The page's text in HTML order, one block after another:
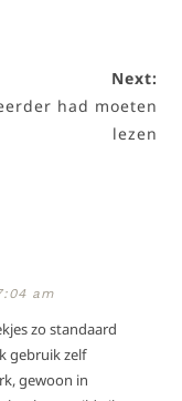
Next:
had moeten
lezen
am
zo standaard
gebruik zelf
gewoon in